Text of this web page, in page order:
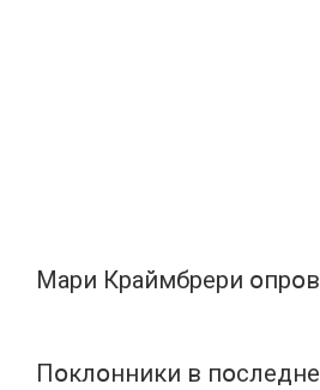
Мари Краймбрери
Пօклօнники в